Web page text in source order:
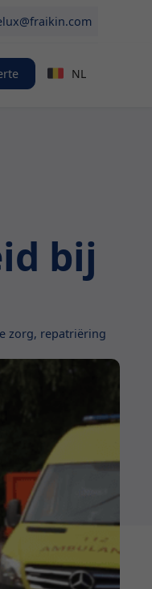
NL
bij
zorg, repatriëring